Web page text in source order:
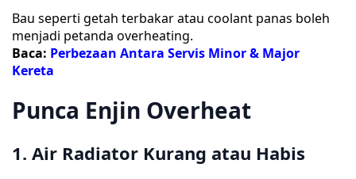
Bau seperti getah terbakar atau coolant panas boleh
menjadi petanda overheating.
Baca: Perbezaan Antara Servis Minor & Major
Kereta
Punca Enjin Overheat
1. Air Radiator Kurang atau Habis